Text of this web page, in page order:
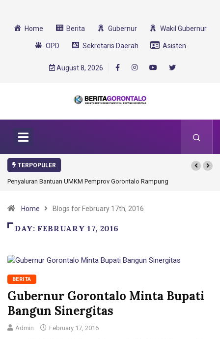
Home Berita Gubernur Wakil Gubernur
OPD Sekretaris Daerah Asisten
August 8, 2026
TERPOPULER
Penyaluran Bantuan UMKM Pemprov Gorontalo Rampung
Home Blogs for February 17th, 2016
DAY: FEBRUARY 17, 2016
BERITA
Gubernur Gorontalo Minta Bupati
Bangun Sinergitas
Admin February 17, 2016